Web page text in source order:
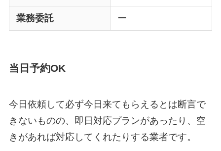
業務委託 ー
当日予約OK
今日依頼して必ず今日来てもらえるとは断言で
きないものの、即日対応プランがあったり、空
きがあれば対応してくれたりする業者です。